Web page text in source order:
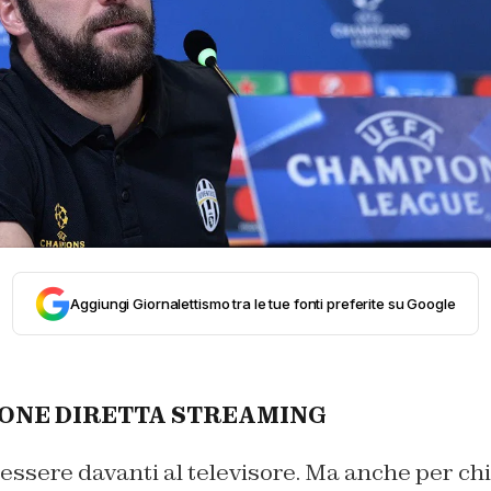
Aggiungi Giornalettismo tra le tue fonti preferite su Google
DIRETTA STREAMING
davanti al televisore. Ma anche per